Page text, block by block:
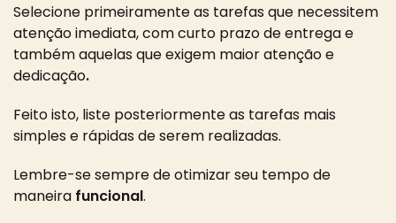
Selecione primeiramente as tarefas que necessitem
atenção imediata, comcurto prazo de entregae
também aquelas queexigem maior atenção e
dedicação.
Feito isto, liste posteriormente as tarefas mais
simples e rápidasde serem realizadas.
Lembre-se sempre deotimizar seu tempo de
maneira funcional.